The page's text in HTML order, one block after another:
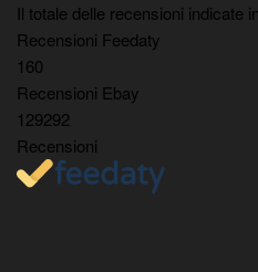
Il totale delle recensioni indicate
Recensioni Feedaty
160
Recensioni Ebay
129292
Recensioni